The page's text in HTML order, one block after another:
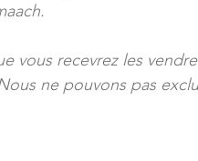
vous recevrez les
ne pouvons pas